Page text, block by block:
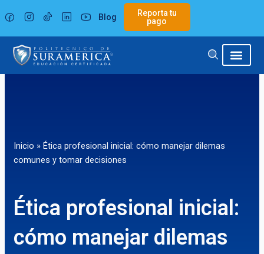
al
contenido
Blog
Reporta tu
pago
Inicio » Ética profesional inicial: cómo manejar dilemas
comunes y tomar decisiones
Ética profesional inicial:
cómo manejar dilemas